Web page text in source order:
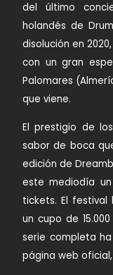
del último
holandés de
disolución en
con un gran
Palomares
que viene.
El prestigio de
sabor de boca
edición de
este mediodía
tickets. El
un cupo de
serie completa
página web